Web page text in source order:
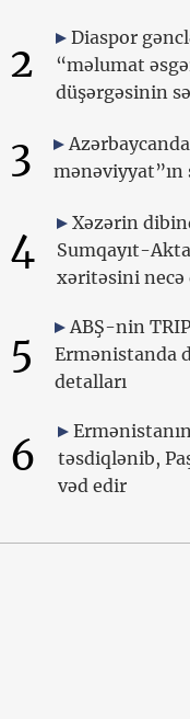
2
Diaspor
“məlumat
düşərgəsinin
3
mənəviyyat”ın
4
Xəzərin
Sumqayıt-
xəritəsini necə
5
ABŞ-nin
Ermənistanda
detalları
6
təsdiqlənib,
vəd edir